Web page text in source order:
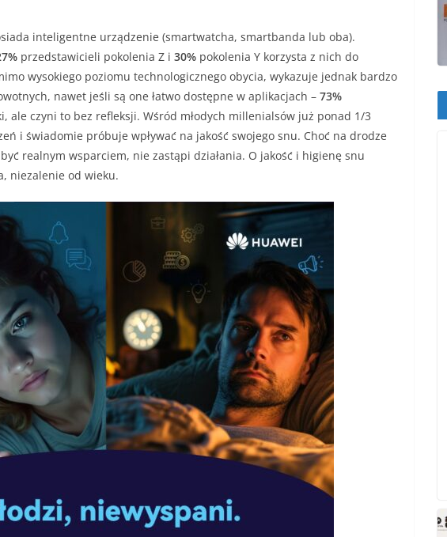
inteligentne urządzenie (smartwatcha, smartbanda lub oba).
przedstawicieli pokolenia Z i 30% pokolenia Y korzysta z nich do
wysokiego poziomu technologicznego obycia, wykazuje jednak bardzo
nawet jeśli są one łatwo dostępne w aplikacjach – 73%
ale czyni to bez refleksji. Wśród młodych millenialsów już ponad 1/3
i świadomie próbuje wpływać na jakość swojego snu. Choć na drodze
realnym wsparciem, nie zastąpi działania. O jakość i higienę snu
niezalenie od wieku.